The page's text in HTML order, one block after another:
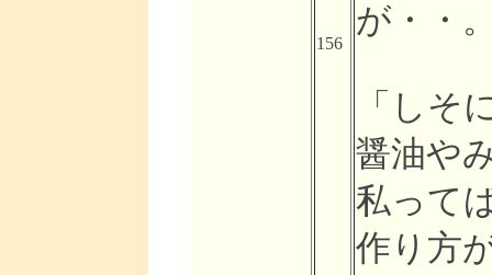
156
が・・
「しそ
醤油や
私って
作り方